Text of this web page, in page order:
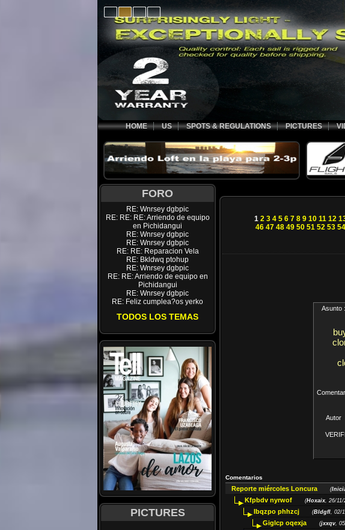
HOME US SPOTS & REGULATIONS PICTURES
FORO
RE: Wnrsey dgbpic
RE: RE: RE: Arriendo de equipo
en Pichidangui
RE: Wnrsey dgbpic
RE: Wnrsey dgbpic
RE: RE: Reparacion Vela
RE: Bkldwq ptohup
RE: Wnrsey dgbpic
RE: RE: Arriendo de equipo en
Pichidangui
RE: Wnrsey dgbpic
RE: Feliz cumplea?os yerko
TODOS LOS TEMAS
PICTURES
1 2 3 4 5 6 7 8 9 10 11 12
46 47 48 49 50 51 52 53 54
Asunto :
Autor
Comentarios
Reporte miércoles Loncura (
Kfpbdv nyrwof (Hoxaix, 26/11/
Ibqzpo phhzcj (Bldgfl, 02/
Giglcp oqexja (jxxqv,